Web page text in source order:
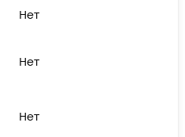
Нет
Нет
Нет